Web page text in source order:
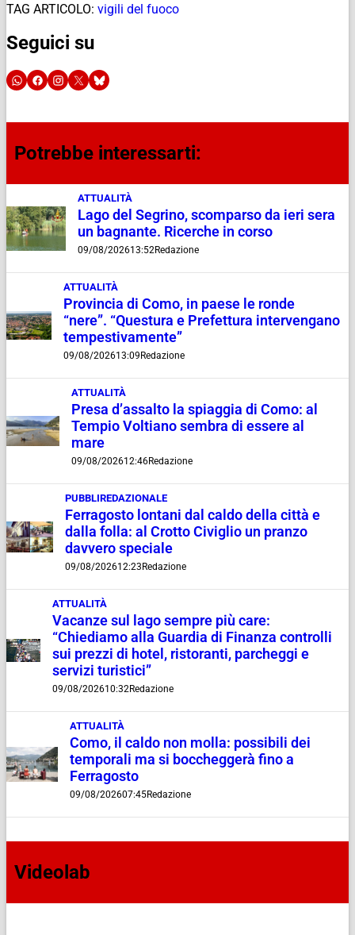
TAG ARTICOLO: vigili del fuoco
Seguici su
Potrebbe interessarti:
ATTUALITÀ
Lago del Segrino, scomparso da ieri sera
un bagnante. Ricerche in corso
09/08/202613:52Redazione
ATTUALITÀ
Provincia di Como, in paese le ronde
“nere”. “Questura e Prefettura intervengano
tempestivamente”
09/08/202613:09 Redazione
ATTUALITÀ
Presa d’assalto la spiaggia di Como: al
Tempio Voltiano sembra di essere al
mare
09/08/202612:46Redazione
PUBBLIREDAZIONALE
Ferragosto lontani dal caldo della città e
dalla folla: al Crotto Civiglio un pranzo
davvero speciale
09/08/202612:23 Redazione
ATTUALITÀ
Vacanze sul lago sempre più care:
“Chiediamo alla Guardia di Finanza controlli
sui prezzi di hotel, ristoranti, parcheggi e
servizi turistici”
09/08/202610:32Redazione
ATTUALITÀ
Como, il caldo non molla: possibili dei
temporali ma si boccheggerà fino a
Ferragosto
09/08/202607:45Redazione
Videolab